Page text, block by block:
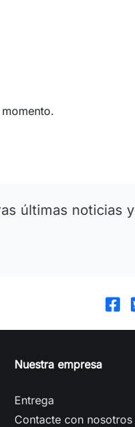
últimas noticias y
Nuestra empresa
Entrega
Contacte con nosotros